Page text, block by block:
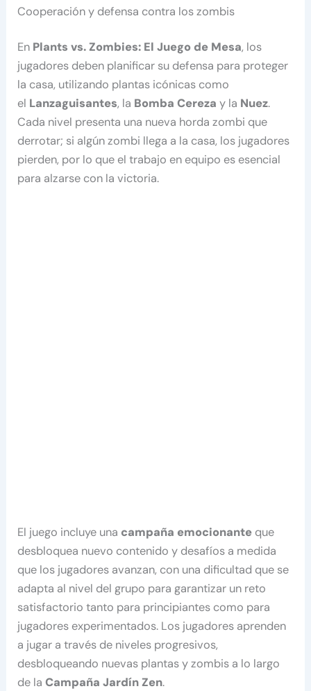
Cooperación y defensa contra los zombis
En Plants vs. Zombies: El Juego de Mesa, los
jugadores deben planificar su defensa para proteger
la casa, utilizando plantas icónicas como
el Lanzaguisantes, la Bomba Cereza y la Nuez.
Cada nivel presenta una nueva horda zombi que
derrotar; si algún zombi llega a la casa, los jugadores
pierden, por lo que el trabajo en equipo es esencial
para alzarse con la victoria.
El juego incluye una campaña emocionante que
desbloquea nuevo contenido y desafíos a medida
que los jugadores avanzan, con una dificultad que se
adapta al nivel del grupo para garantizar un reto
satisfactorio tanto para principiantes como para
jugadores experimentados. Los jugadores aprenden
a jugar a través de niveles progresivos,
desbloqueando nuevas plantas y zombis a lo largo
de laCampaña Jardín Zen.